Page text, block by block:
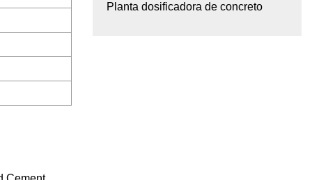
diésel
Planta dosificadora de concreto